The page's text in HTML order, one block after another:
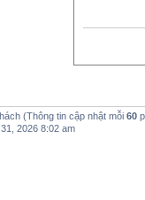
(Thông tin cập nhật mỗi 60
2026 8:02 am